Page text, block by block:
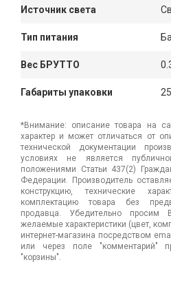
Источник света
Тип питания
Вес БРУТТО
Габариты упаковки
*Внимание: описание товара на
характер и может отличаться от
технической документации
условиях не является
положениями Статьи 437(2)
Федерации. Производитель
конструкцию, технические
комплектацию товара без
продавца. Убедительно просим
желаемые характеристики (цвет,
интернет-магазина посредством
или через поле "комментарий"
"корзины".